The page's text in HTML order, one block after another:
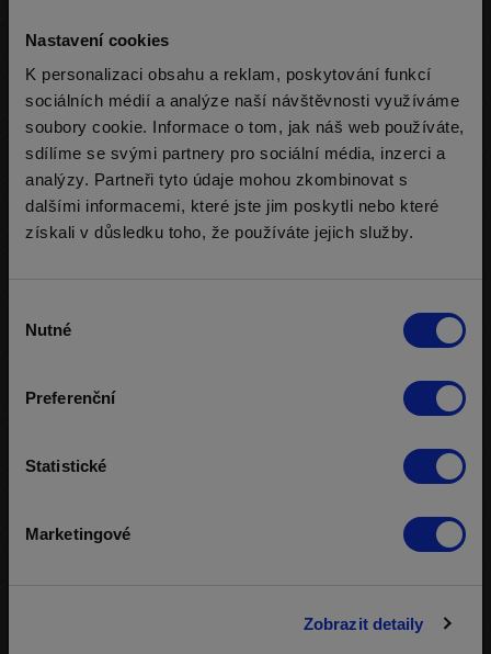
Nastavení cookies
K personalizaci obsahu a reklam, poskytování funkcí
sociálních médií a analýze naší návštěvnosti využíváme
soubory cookie. Informace o tom, jak náš web používáte,
sdílíme se svými partnery pro sociální média, inzerci a
analýzy. Partneři tyto údaje mohou zkombinovat s
dalšími informacemi, které jste jim poskytli nebo které
získali v důsledku toho, že používáte jejich služby.
souhlasu
Nutné
Preferenční
Statistické
Marketingové
Zobrazit detaily
Pozdní registrace:
Rebuy: 455 Kč + 45 Kč
(10 000 žetonů) max 999x
Addon:
Průměr:
2 260 000 žetonů
Min/max. hráčů:
2 / 1000
20
Status turnaje:
Ukončený